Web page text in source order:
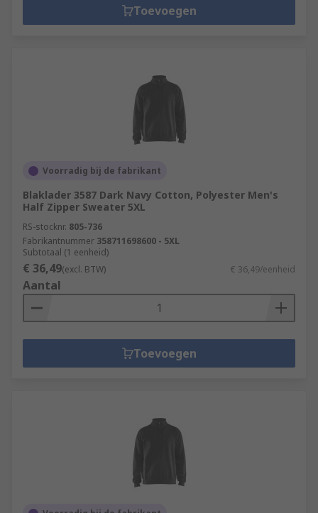
Toevoegen
Voorradig bij de fabrikant
Blaklader 3587 Dark Navy Cotton, Polyester Men's
Half Zipper Sweater 5XL
RS-stocknr. 805-736
Fabrikantnummer 358711698600 - 5XL
Subtotaal (1 eenheid)
€ 36,49(excl. BTW) € 36,49/eenheid
Aantal
Toevoegen